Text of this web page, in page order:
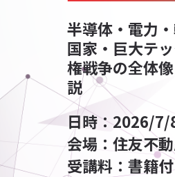
半導体・電力
国家・巨大テ
権戦争の全体
説
日時：2026/7/
会場： 住友不
受講料： 書籍